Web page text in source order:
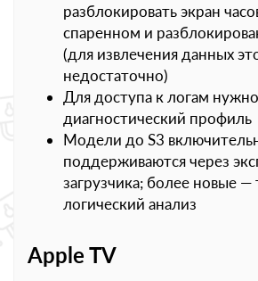
разблокировать экран
спаренном и
(для извлечения данных
недостаточно)
Для доступа к логам
диагностический профиль
Модели до S3
поддерживаются через
загрузчика; более новые —
логический анализ
Apple TV